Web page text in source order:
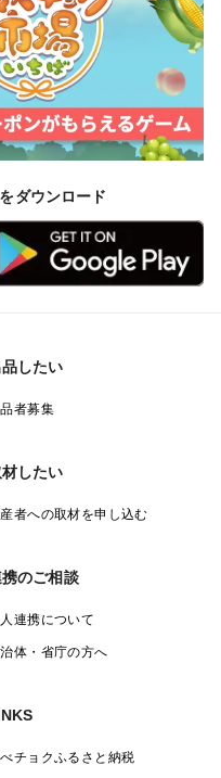
ダウンロード
品したい
者募集
したい
者への取材を申し込む
のご相談
連携について
体・省庁の方へ
チョクふるさと納税